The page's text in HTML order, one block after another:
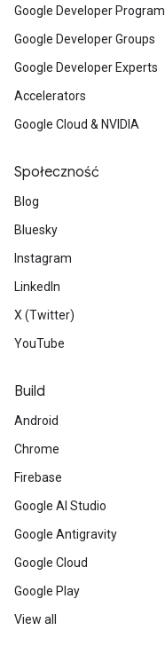
Google Developer Program
Google Developer Groups
Google Developer Experts
Accelerators
Google Cloud & NVIDIA
Społeczność
Blog
Bluesky
Instagram
LinkedIn
X (Twitter)
YouTube
Build
Android
Chrome
Firebase
Google AI Studio
Google Antigravity
Google Cloud
Google Play
View all